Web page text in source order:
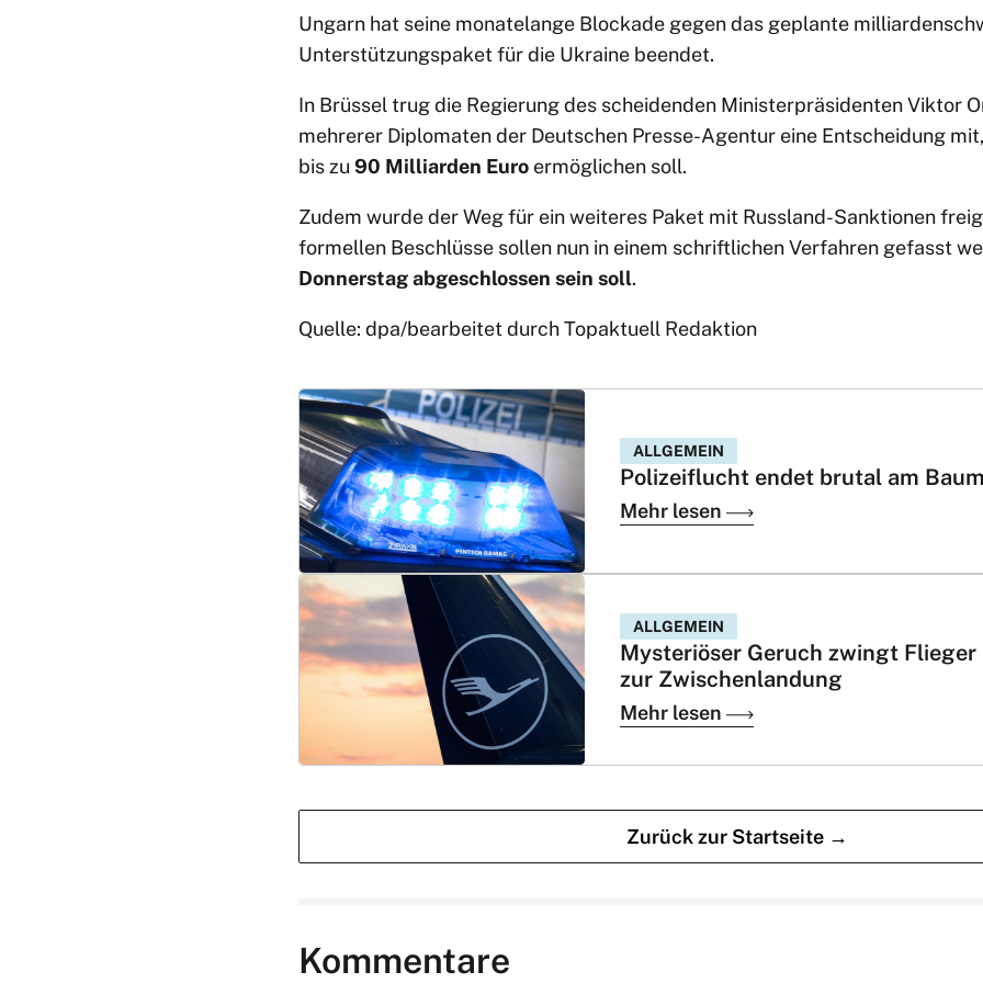
Ungarn hat seine monatelange Blockade gegen das geplante
Unterstützungspaket für die Ukraine beendet.
In Brüssel trug die Regierung des scheidenden Ministerpräsidenten Viktor
mehrerer Diplomaten der Deutschen Presse-Agentur eine Entscheidung
bis zu 90 Milliarden Euro ermöglichen soll.
Zudem wurde der Weg für ein weiteres Paket mit Russland-Sanktionen
formellen Beschlüsse sollen nun in einem schriftlichen Verfahren gefasst
Donnerstag abgeschlossen sein soll.
Quelle: dpa/bearbeitet durch Topaktuell Redaktion
ALLGEMEIN
Polizeiflucht endet brutal am
Mehr lesen
ALLGEMEIN
Mysteriöser Geruch zwingt Flieger
zur Zwischenlandung
Mehr lesen
Zurück zur Startseite →
Kommentare